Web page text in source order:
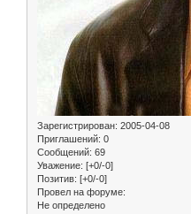
Зарегистрирован: 2005-04-08
Приглашений: 0
Сообщений: 69
Уважение: [+0/-0]
Позитив: [+0/-0]
Провел на форуме:
Не определено